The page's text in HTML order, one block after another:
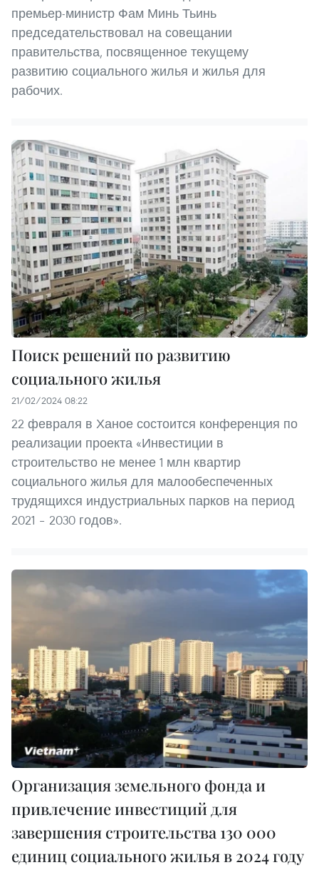
премьер-министр Фам Минь Тьинь
председательствовал на совещании
правительства, посвященное текущему
развитию социального жилья и жилья для
рабочих.
Поиск решений по развитию
социального жилья
21/02/2024 08:22
22 февраля в Ханое состоится конференция по
реализации проекта «Инвестиции в
строительство не менее 1 млн квартир
социального жилья для малообеспеченных
трудящихся индустриальных парков на период
2021 – 2030 годов».
Организация земельного фонда и
привлечение инвестиций для
завершения строительства 130 000
единиц социального жилья в 2024 году